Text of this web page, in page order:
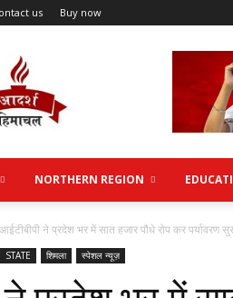
us Buy now
NORTHERN REGION
आईटीबीपी ने प्रदेश भर में सात हजार पौधे रोप कर पर्यावरण
STATE शिमला स्पेशल न्यूज़